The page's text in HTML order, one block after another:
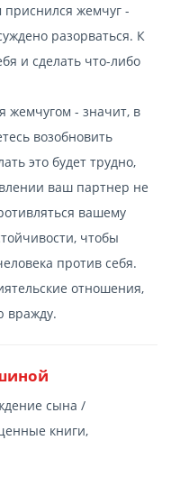
приснился жемчуг -
разорваться. К
и сделать что-либо
жемчугом - значит, в
возобновить
это будет трудно,
ваш партнер не
вашему
чтобы
против себя.
отношения,
вражду.
сына /
книги,